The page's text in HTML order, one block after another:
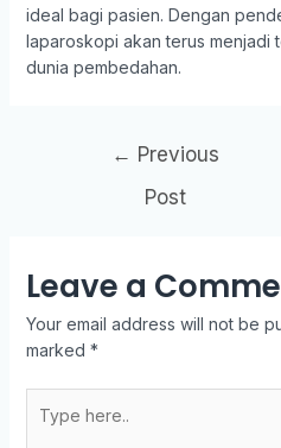
ideal bagi pasien. Dengan
laparoskopi akan terus menjadi
dunia pembedahan.
← Previous
Post
Leave a
Your email address will not be
marked *